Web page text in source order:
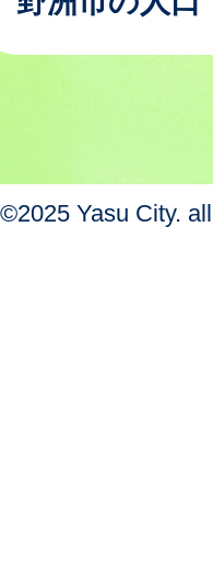
Yasu City.